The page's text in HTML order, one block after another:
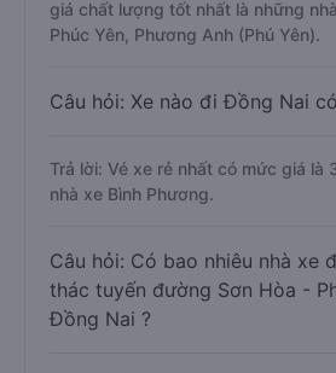
giá chất lượng tốt nhất là những
Phúc Yên, Phương Anh (Phú Yên).
Câu hỏi: Xe nào đi Đồng Nai
Trả lời: Vé xe rẻ nhất có mức giá là
nhà xe Bình Phương.
Câu hỏi: Có bao nhiêu nhà xe
thác tuyến đường Sơn Hòa -
Đồng Nai ?